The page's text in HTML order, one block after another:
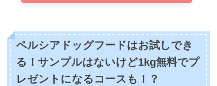
ペルシアドッグフードはお試しでき
る！サンプルはないけど1kg無料でプ
レゼントになるコースも！？